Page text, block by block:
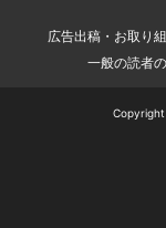
広告出稿・お取り
一般の読者
Copyright